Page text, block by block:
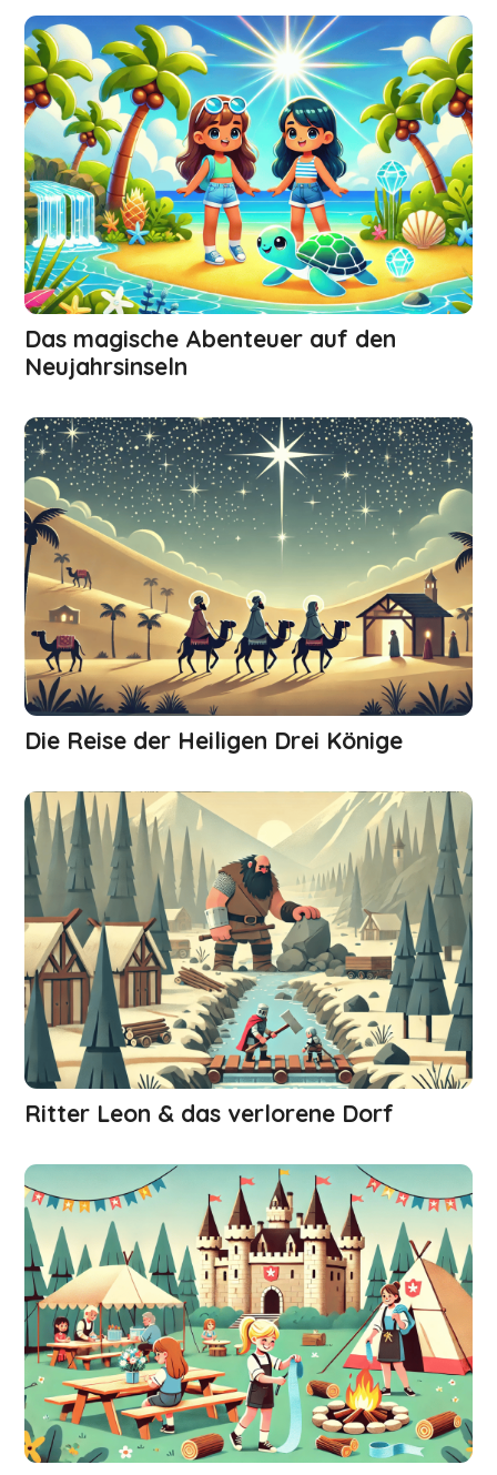
Das magische Abenteuer auf den
Neujahrsinseln
Die Reise der Heiligen Drei Könige
Ritter Leon & das verlorene Dorf